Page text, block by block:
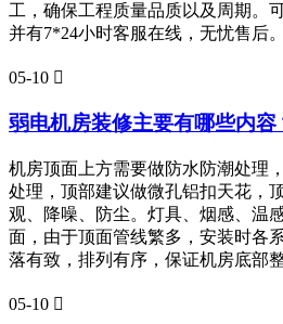
工，确保工程质量品质以及周期。
并有7*24小时客服在线，无忧售后。
05-10 
弱电机房装修主要有哪些内容
机房顶面上方需要做防水防潮处理
处理，顶部建议做微孔铝扣天花，
观、降噪、防尘。灯具、烟感、温
面，由于顶面管线繁多，安装时各
落有致，排列有序，保证机房底部
05-10 